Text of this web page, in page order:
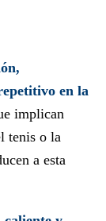
en la
implican
tenis o la
a esta